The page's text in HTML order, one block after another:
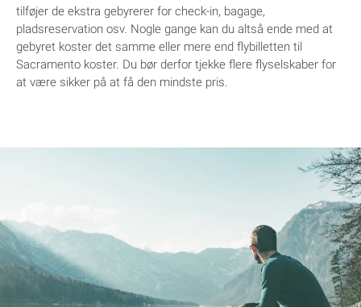
tilføjer de ekstra gebyrerer for check-in, bagage,
pladsreservation osv. Nogle gange kan du altså ende med at
gebyret koster det samme eller mere end flybilletten til
Sacramento koster. Du bør derfor tjekke flere flyselskaber for
at være sikker på at få den mindste pris.